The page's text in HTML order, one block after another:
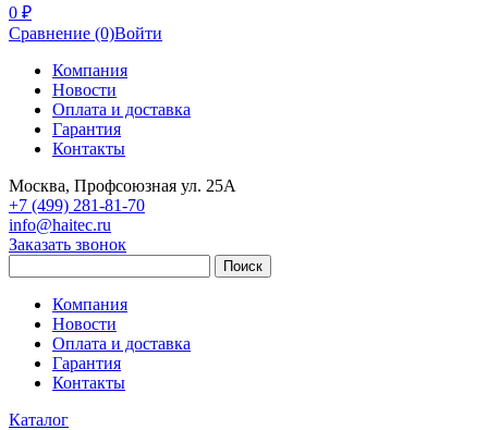
0 ₽
Сравнение (0)Войти
Компания
Новости
Оплата и доставка
Гарантия
Контакты
Москва, Профсоюзная ул. 25А
+7 (499) 281-81-70
info@haitec.ru
Заказать звонок
Поиск
Компания
Новости
Оплата и доставка
Гарантия
Контакты
Каталог